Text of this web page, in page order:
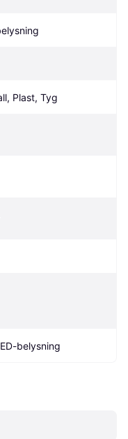
Plast, Tyg
belysning